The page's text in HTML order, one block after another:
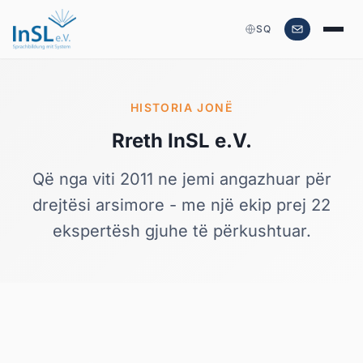
SQ
HISTORIA JONË
Rreth InSL e.V.
Që nga viti 2011 ne jemi angazhuar për
drejtësi arsimore - me një ekip prej 22
ekspertësh gjuhe të përkushtuar.